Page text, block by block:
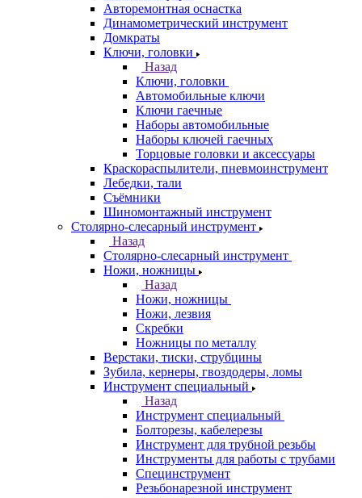
Авторемонтная оснастка
Динамометрический инструмент
Домкраты
Ключи, головки
Назад
Ключи, головки
Автомобильные ключи
Ключи гаечные
Наборы автомобильные
Наборы ключей гаечных
Торцовые головки и аксессуары
Краскораспылители, пневмоинструмент
Лебедки, тали
Съёмники
Шиномонтажный инструмент
Столярно-слесарный инструмент
Назад
Столярно-слесарный инструмент
Ножи, ножницы
Назад
Ножи, ножницы
Ножи, лезвия
Скребки
Ножницы по металлу
Верстаки, тиски, струбцины
Зубила, кернеры, гвоздодеры, ломы
Инструмент специальный
Назад
Инструмент специальный
Болторезы, кабелерезы
Инструмент для трубной резьбы
Инструменты для работы с трубами
Специнструмент
Резьбонарезной инструмент